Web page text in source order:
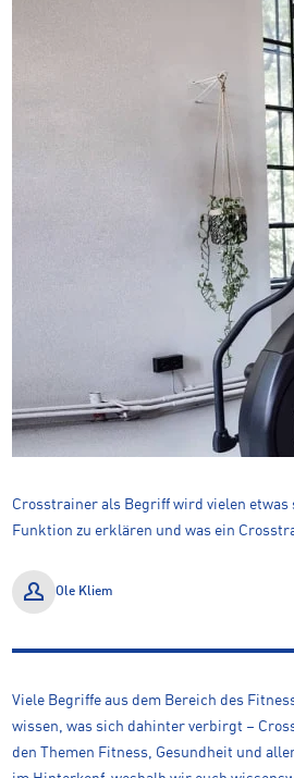
Crosstrainer als Begriff wird vielen etwas
Funktion zu erklären und was ein
Ole Kliem
Viele Begriffe aus dem Bereich des
wissen, was sich dahinter verbirgt –
den Themen Fitness, Gesundheit und